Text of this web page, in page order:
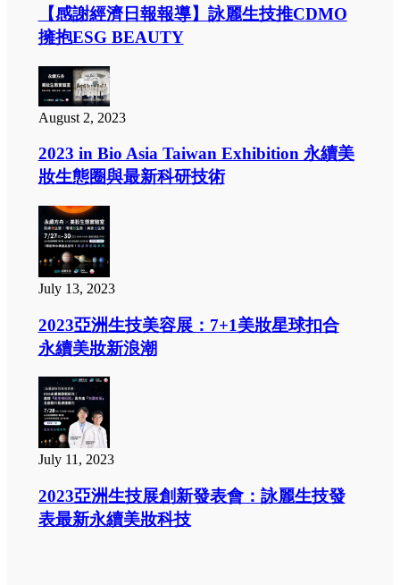
【感謝經濟日報報導】詠麗生技推CDMO
擁抱ESG BEAUTY
August 2, 2023
2023 in Bio Asia Taiwan Exhibition 永續美
妝生態圈與最新科研技術
July 13, 2023
2023亞洲生技美容展：7+1美妝星球扣合
永續美妝新浪潮
July 11, 2023
2023亞洲生技展創新發表會：詠麗生技發
表最新永續美妝科技